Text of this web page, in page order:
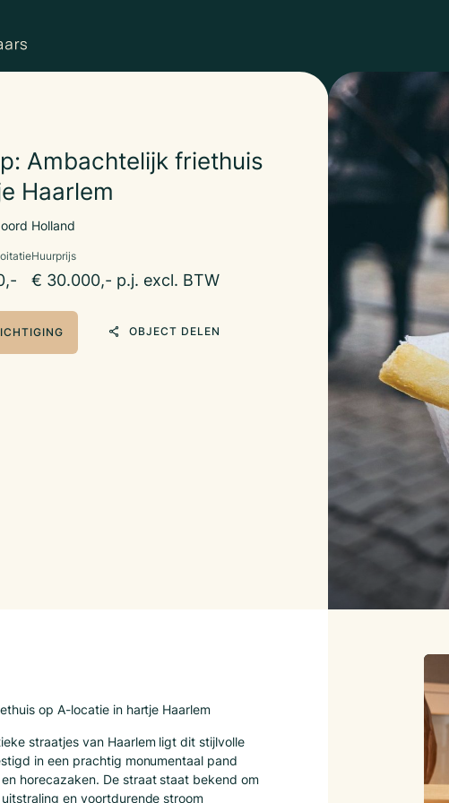
Ambachtelijk friethuis
Haarlem
Holland
Huurprijs
€ 30.000,- p.j. excl. BTW
OBJECT DELEN
op A-locatie in hartje Haarlem
straatjes van Haarlem ligt dit stijlvolle
in een prachtig monumentaal pand
horecazaken. De straat staat bekend om
en voortdurende stroom